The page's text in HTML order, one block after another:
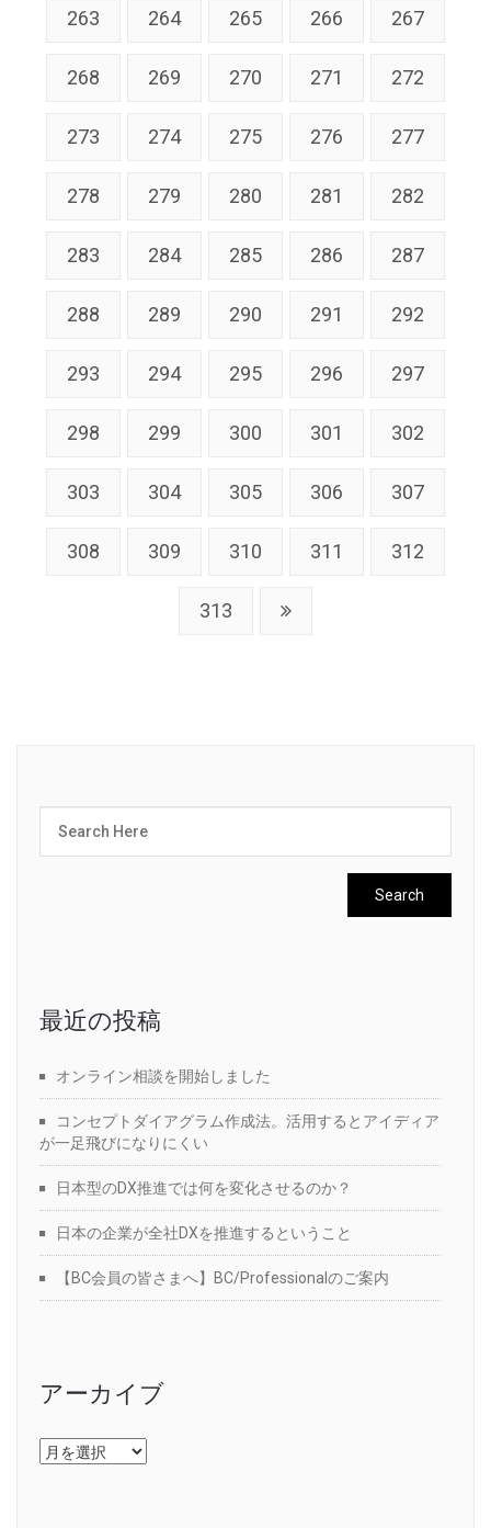
263 264 265 266 267
268 269 270 271 272
273 274 275 276 277
278 279 280 281 282
283 284 285 286 287
288 289 290 291 292
293 294 295 296 297
298 299 300 301 302
303 304 305 306 307
308 309 310 311 312
313
最近の投稿
オンライン相談を開始しました
コンセプトダイアグラム作成法。活用するとアイディア
が一足飛びになりにくい
日本型のDX推進では何を変化させるのか？
日本の企業が全社DXを推進するということ
【BC会員の皆さまへ】BC/Professionalのご案内
アーカイブ
ア
ー